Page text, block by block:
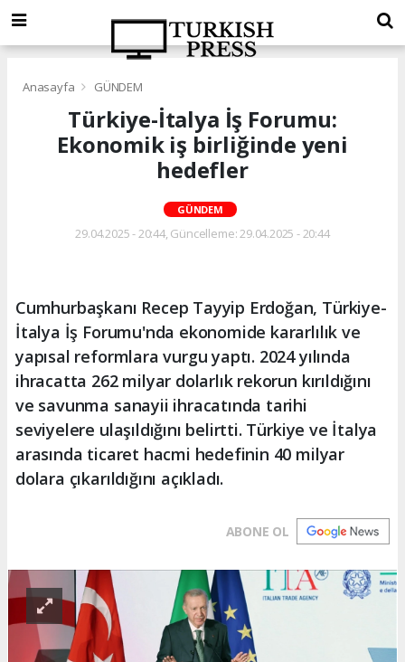
Anasayfa GÜNDEM
Türkiye-İtalya İş Forumu:
Ekonomik iş birliğinde yeni
hedefler
GÜNDEM
29.04.2025 - 20:44, Güncelleme: 29.04.2025 - 20:44
Cumhurbaşkanı Recep Tayyip Erdoğan, Türkiye-
İtalya İş Forumu'nda ekonomide kararlılık ve
yapısal reformlara vurgu yaptı. 2024 yılında
ihracatta 262 milyar dolarlık rekorun kırıldığını
ve savunma sanayii ihracatında tarihi
seviyelere ulaşıldığını belirtti. Türkiye ve İtalya
arasında ticaret hacmi hedefinin 40 milyar
dolara çıkarıldığını açıkladı.
ABONE OL